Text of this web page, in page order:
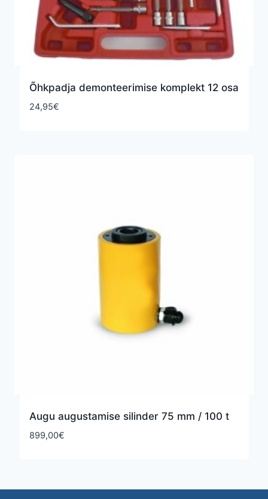
Õhkpadja demonteerimise komplekt 12 osa
24,95€
Augu augustamise silinder 75 mm / 100 t
899,00€